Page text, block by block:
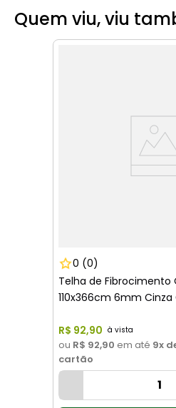
Quem viu, viu
0 (0)
Telha de Fibrocimento
110x366cm 6mm
R$ 92,90
ou R$ 92,90 em até 9x
cartão